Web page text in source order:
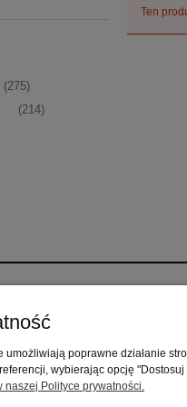
(275)
(214)
Ten
Ustawienia konta
Przechowalnia
poprawne działanie
wybierając opcję "Dostosuj
naszej Polityce prywatności.